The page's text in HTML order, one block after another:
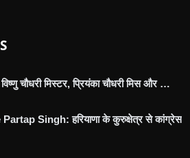
विष्णु चौधरी मिस्टर, प्रियंका चौधरी मिस और …
Singh: हरियाणा के कुरुक्षेत्र से कांग्रेस